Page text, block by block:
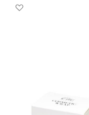
AÑADIR A LA